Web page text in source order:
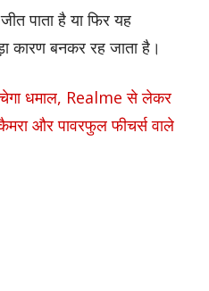
पाता है या फिर यह
कारण बनकर रह जाता है।
धमाल, Realme से लेकर
और पावरफुल फीचर्स वाले